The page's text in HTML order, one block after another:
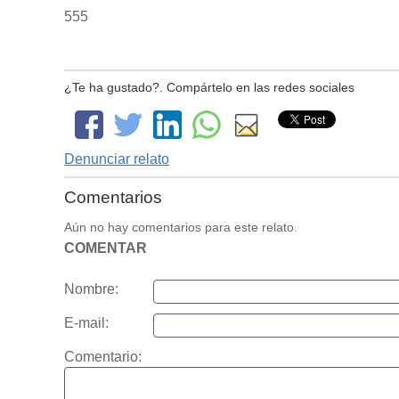
555
¿Te ha gustado?. Compártelo en las redes sociales
Denunciar relato
Comentarios
Aún no hay comentarios para este relato.
COMENTAR
Nombre:
E-mail:
Comentario: